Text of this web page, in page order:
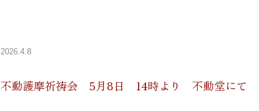
2026.4.8
不動護摩祈祷会 5月8日 14時より 不動堂にて